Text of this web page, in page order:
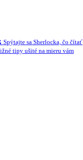
Spýtajte sa Sherlocka, čo čítať
tipy ušité na mieru vám